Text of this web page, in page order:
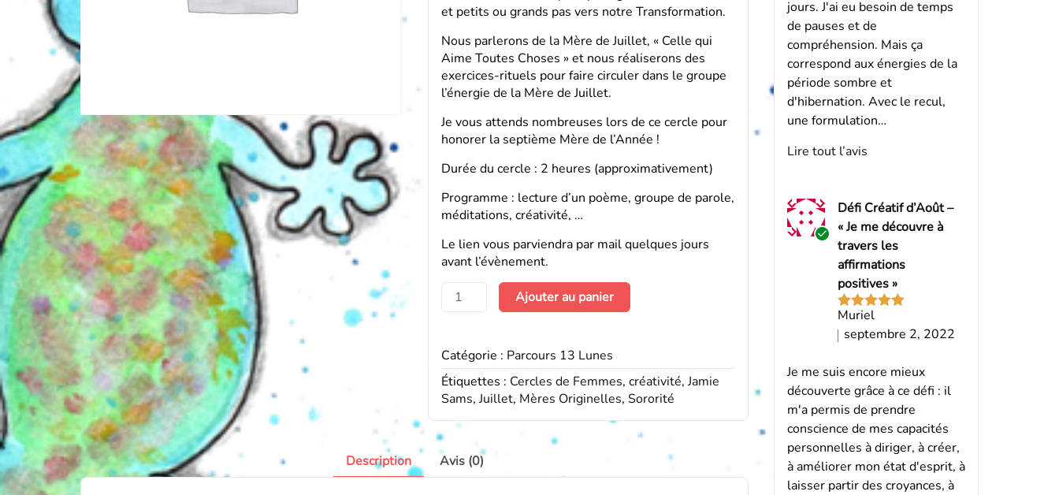
et petits ou grands pas vers notre Transformation.
Nous parlerons de la Mère de Juillet, « Celle qui
Aime Toutes Choses » et nous réaliserons des
exercices-rituels pour faire circuler dans le groupe
l’énergie de la Mère de Juillet.
Je vous attends nombreuses lors de ce cercle pour
honorer la septième Mère de l’Année !
Durée du cercle : 2 heures (approximativement)
Programme : lecture d’un poème, groupe de parole,
méditations, créativité, …
Le lien vous parviendra par mail quelques jours
avant l’évènement.
quantité
Femmes
-
Juillet
Ajouter au panier
Catégorie : Parcours 13 Lunes
Étiquettes : Cercles de Femmes, créativité, Jamie
Sams, Juillet, Mères Originelles, Sororité
Description Avis (0)
jours. J'ai eu besoin de temps
de pauses et de
compréhension. Mais ça
correspond aux énergies de la
période sombre et
d'hibernation. Avec le recul,
une formulation…
Lire tout l’avis
Acheteur
vérifié
Note5sur
5
Défi Créatif d’Août –
« Je me découvre à
travers les
affirmations
positives »
Muriel
septembre 2, 2022
Je me suis encore mieux
découverte grâce à ce défi : il
m'a permis de prendre
conscience de mes capacités
personnelles à diriger, à créer,
à améliorer mon état d'esprit, à
laisser partir des croyances, à